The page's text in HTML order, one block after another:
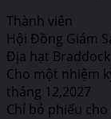
Thành viên
Hội Đồng Giám
Địa hạt Braddock
Cho một nhiệm
tháng 12,2027
Chỉ bỏ phiếu